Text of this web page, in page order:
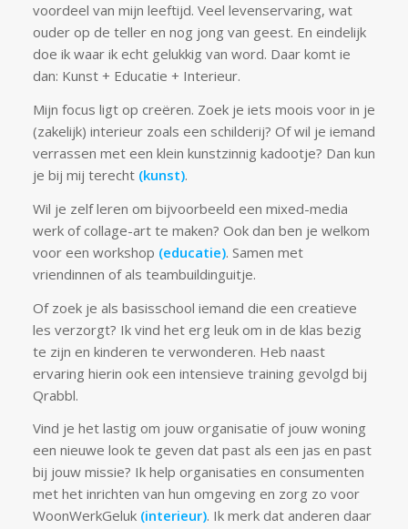
voordeel van mijn leeftijd. Veel levenservaring, wat
ouder op de teller en nog jong van geest. En eindelijk
doe ik waar ik echt gelukkig van word. Daar komt ie
dan: Kunst + Educatie + Interieur.
Mijn focus ligt op creëren. Zoek je iets moois voor in je
(zakelijk) interieur zoals een schilderij? Of wil je iemand
verrassen met een klein kunstzinnig kadootje? Dan kun
je bij mij terecht (kunst).
Wil je zelf leren om bijvoorbeeld een mixed-media
werk of collage-art te maken? Ook dan ben je welkom
voor een workshop (educatie). Samen met
vriendinnen of als teambuildinguitje.
Of zoek je als basisschool iemand die een creatieve
les verzorgt? Ik vind het erg leuk om in de klas bezig
te zijn en kinderen te verwonderen. Heb naast
ervaring hierin ook een intensieve training gevolgd bij
Qrabbl.
Vind je het lastig om jouw organisatie of jouw woning
een nieuwe look te geven dat past als een jas en past
bij jouw missie? Ik help organisaties en consumenten
met het inrichten van hun omgeving en zorg zo voor
WoonWerkGeluk (interieur). Ik merk dat anderen daar